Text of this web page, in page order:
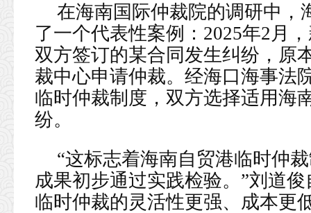
在海南国际仲裁院的调研中，
了一个代表性案例：2025年2月
双方签订的某合同发生纠纷，原
裁中心申请仲裁。经海口海事法
临时仲裁制度，双方选择适用海
纷。
“这标志着海南自贸港临时仲
成果初步通过实践检验。”刘道
临时仲裁的灵活性更强、成本更